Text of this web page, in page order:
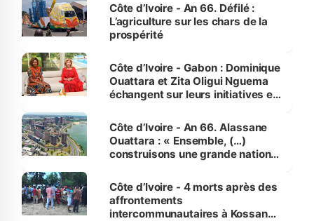
Côte d’Ivoire - An 66. Défilé :
L’agriculture sur les chars de la
prospérité
Côte d’Ivoire - Gabon : Dominique
Ouattara et Zita Oligui Nguema
échangent sur leurs initiatives en
enfants
Côte d’Ivoire - An 66. Alassane
Ouattara : « Ensemble, (…)
construisons une grande nation
générations futures »
Côte d’Ivoire - 4 morts après des
affrontements
intercommunautaires à Kossandji